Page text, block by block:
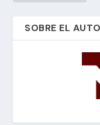
SOBRE EL